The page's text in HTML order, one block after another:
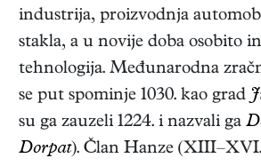
industrija, proizvodnja
stakla, a u novije doba osobito
tehnologija. Međunarodna
se put spominje 1030. kao grad
su ga zauzeli 1224. i nazvali ga
Dorpat). Član Hanze (XIII–XVI.